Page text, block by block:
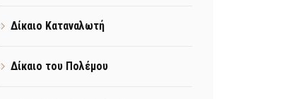
Δίκαιο Καταναλωτή
Δίκαιο του Πολέμου